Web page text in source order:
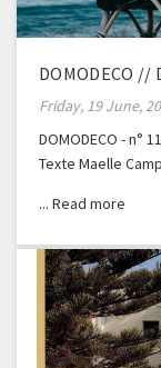
DOMODECO //
Friday, 19 June,
DOMODECO - n°
Texte Maelle